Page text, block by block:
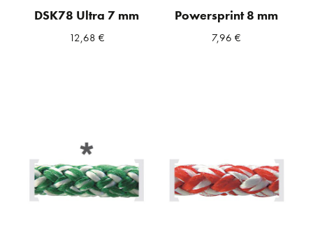
DSK78 Ultra 7 mm
12,68 €
Powersprint 8 mm
7,96 €